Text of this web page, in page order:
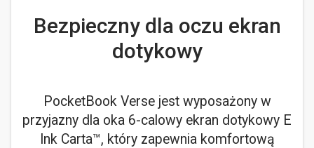
Bezpieczny dla oczu ekran
dotykowy
PocketBook Verse jest wyposażony w
przyjazny dla oka 6-calowy ekran dotykowy E
Ink Carta™, który zapewnia komfortową